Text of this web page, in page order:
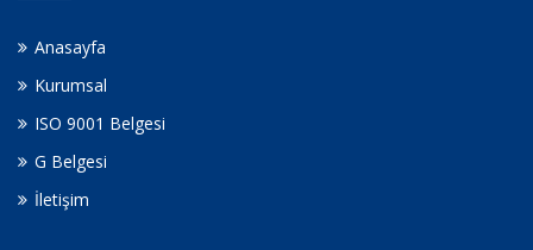
Anasayfa
Kurumsal
ISO 9001 Belgesi
G Belgesi
İletişim